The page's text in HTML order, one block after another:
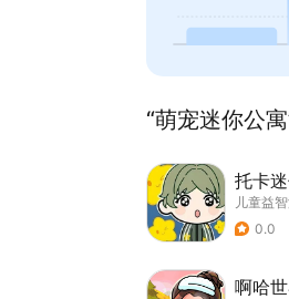
“萌宠迷你公
托卡
儿童益
0.0
啊哈